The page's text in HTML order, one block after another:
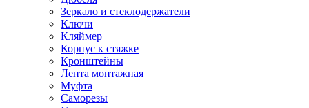
Зеркало и стеклодержатели
Ключи
Кляймер
Корпус к стяжке
Кронштейны
Лента монтажная
Муфта
Саморезы